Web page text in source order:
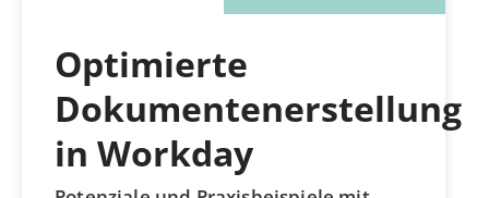
Optimierte
Dokumentenerstellung
in Workday